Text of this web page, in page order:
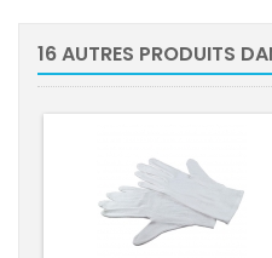
16 AUTRES PRODUITS